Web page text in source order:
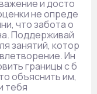
и досто
не опреде
что забота о
Поддерживай
занятий, котор
Ин
границы с б
объяснить им,
тебя